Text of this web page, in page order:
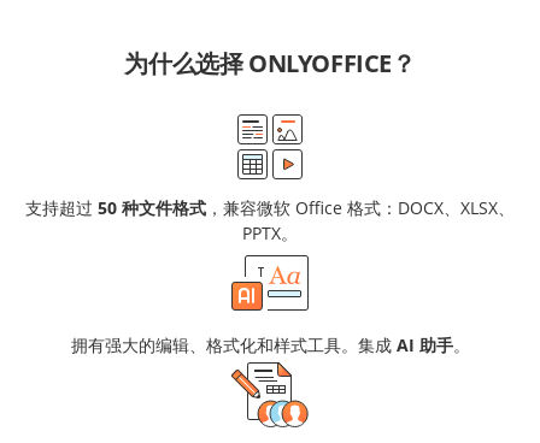
为什么选择 ONLYOFFICE？
支持超过 50 种文件格式 ，兼容微软 Office 格式：DOCX、XLSX、
PPTX。
拥有强大的编辑、格式化和样式工具。集成 AI 助手。